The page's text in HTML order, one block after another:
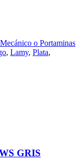
o Portaminas
, Lamy, Plata,
GRIS